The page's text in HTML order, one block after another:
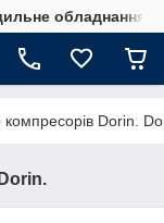
обладнання.
компресорів Dorin.